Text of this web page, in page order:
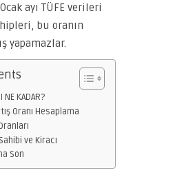
ayı TÜFE verileri
bu oranın
yapamazlar.
NE KADAR?
Oranı Hesaplama
ve Kiracı
Son